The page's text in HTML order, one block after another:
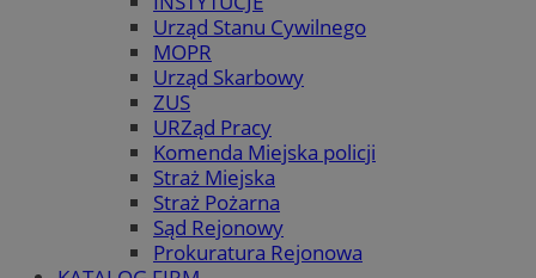
Urząd Stanu Cywilnego
MOPR
Urząd Skarbowy
ZUS
URZąd Pracy
Komenda Miejska policji
Straż Miejska
Straż Pożarna
Sąd Rejonowy
Prokuratura Rejonowa